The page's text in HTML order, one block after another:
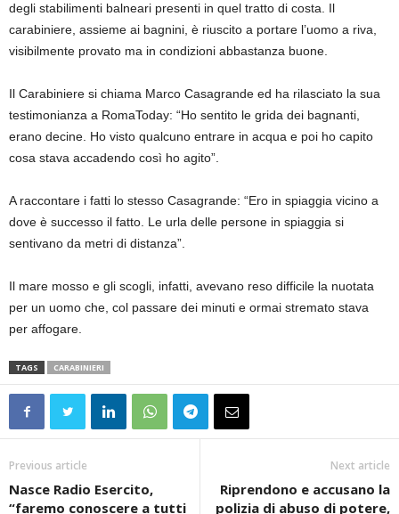
degli stabilimenti balneari presenti in quel tratto di costa. Il
carabiniere, assieme ai bagnini, è riuscito a portare l’uomo a riva,
visibilmente provato ma in condizioni abbastanza buone.
Il Carabiniere si chiama Marco Casagrande ed ha rilasciato la sua
testimonianza a RomaToday: “Ho sentito le grida dei bagnanti,
erano decine. Ho visto qualcuno entrare in acqua e poi ho capito
cosa stava accadendo così ho agito”.
A raccontare i fatti lo stesso Casagrande: “Ero in spiaggia vicino a
dove è successo il fatto. Le urla delle persone in spiaggia si
sentivano da metri di distanza”.
Il mare mosso e gli scogli, infatti, avevano reso difficile la nuotata
per un uomo che, col passare dei minuti e ormai stremato stava
per affogare.
TAGS CARABINIERI
Previous article
Nasce Radio Esercito,
“faremo conoscere a tutti
Next article
Riprendono e accusano la
polizia di abuso di potere,